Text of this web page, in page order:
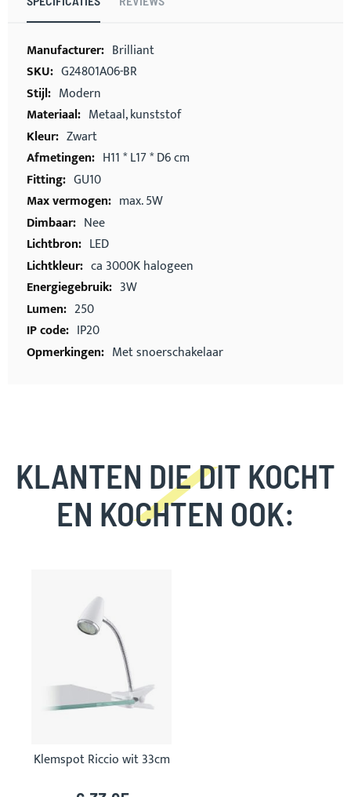
Meer
informatie
Brilliant
G24801A06-BR
Modern
Metaal, kunststof
Zwart
H11 * L17 * D6 cm
GU10
max. 5W
Nee
LED
ca 3000K halogeen
3W
250
IP20
Met snoerschakelaar
KLANTEN DIE DIT KOCHT
EN KOCHTEN OOK:
Klemspot Riccio wit 33cm